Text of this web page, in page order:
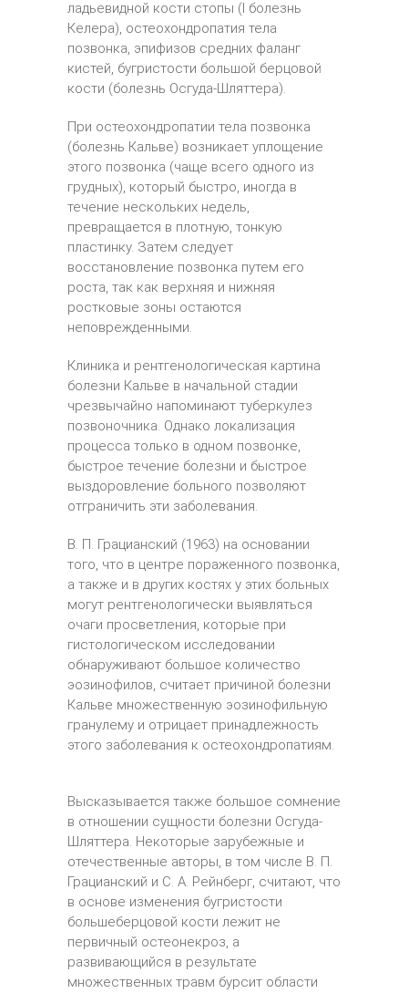
ладьевидной кости стопы (I болезнь
Келера), остеохондропатия тела
позвонка, эпифизов средних фаланг
кистей, бугристости большой берцовой
кости (болезнь Осгуда-Шляттера).
При остеохондропатии тела позвонка
(болезнь Кальве) возникает уплощение
этого позвонка (чаще всего одного из
грудных), который быстро, иногда в
течение нескольких недель,
превращается в плотную, тонкую
пластинку. Затем следует
восстановление позвонка путем его
роста, так как верхняя и нижняя
ростковые зоны остаются
неповрежденными.
Клиника и рентгенологическая картина
болезни Кальве в начальной стадии
чрезвычайно напоминают туберкулез
позвоночника. Однако локализация
процесса только в одном позвонке,
быстрое течение болезни и быстрое
выздоровление больного позволяют
отграничить эти заболевания.
В. П. Грацианский (1963) на основании
того, что в центре пораженного позвонка,
а также и в других костях у этих больных
могут рентгенологически выявляться
очаги просветления, которые при
гистологическом исследовании
обнаруживают большое количество
эозинофилов, считает причиной болезни
Кальве множественную эозинофильную
гранулему и отрицает принадлежность
этого заболевания к остеохондропатиям.
Высказывается также большое сомнение
в отношении сущности болезни Осгуда-
Шляттера. Некоторые зарубежные и
отечественные авторы, в том числе В. П.
Грацианский и С. А. Рейнберг, считают, что
в основе изменения бугристости
большеберцовой кости лежит не
первичный остеонекроз, а
развивающийся в результате
множественных травм бурсит области